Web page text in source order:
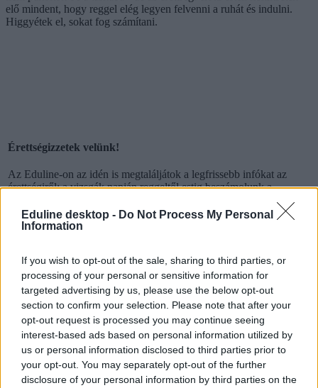
Eduline desktop - Do Not Process My Personal
Information
If you wish to opt-out of the sale, sharing to third parties, or
processing of your personal or sensitive information for
targeted advertising by us, please use the below opt-out
section to confirm your selection. Please note that after your
opt-out request is processed you may continue seeing
interest-based ads based on personal information utilized by
us or personal information disclosed to third parties prior to
your opt-out. You may separately opt-out of the further
disclosure of your personal information by third parties on the
elő mindent, hogy reggel elég legyen felvenni a ruhát és indulni.
Higgyétek el, sokat fog számítani.
Érettségizzetek velünk!
Az Eduline-on az idén is megtaláljátok a legfrissebb infókat az
érettségiről: a vizsgák napján reggeltől estig beszámolunk a
legfontosabb hírekről, megtudhatjátok, milyen feladatokat kell
megoldaniuk a középszinten vizsgázóknak, de az emelt szintű
írásbelikről is nálunk találjátok meg a tudnivalókat.
a szaktanárok által kidolgozott, nem hivatalos megoldásokat.
Délutánonként arról olvashattok, hogy mit gondolnak a tanárok és
a vizsgázók a feladatsorokról, és persze ti is leírhatjátok
véleményeteket kommentben, sőt a szaktanároktól is kérdezhettek.
Ha elsőként szeretnétek megkapni a megoldásokat,lájkoljátok
Facebook-oldalunkat,itt pedig feliratkozhattok hírlevelünkre. A
2021-es érettségiről itt találjátok legfrissebb cikkeinket.